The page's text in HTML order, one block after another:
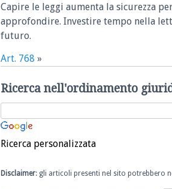
Capire le leggi aumenta la sicurezza
approfondire. Investire tempo nella
futuro.
Art. 768 »
Ricerca nell'ordinamento
Ricerca personalizzata
Disclaimer: gli articoli presenti nel sito potrebbero